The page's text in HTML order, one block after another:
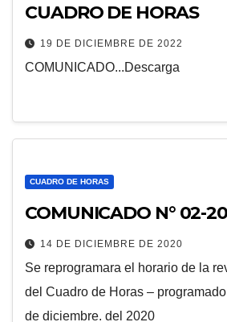
CUADRO DE HORAS
19 DE DICIEMBRE DE 2022
COMUNICADO...Descarga
CUADRO DE HORAS
COMUNICADO N° 02-
14 DE DICIEMBRE DE 2020
Se reprogramara el horario de la
del Cuadro de Horas –
de diciembre. del 2020